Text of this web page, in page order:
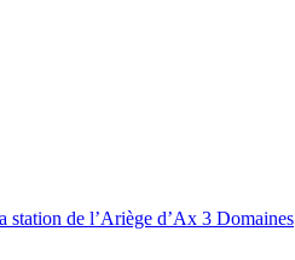
station de l’Ariège d’Ax 3 Domaines